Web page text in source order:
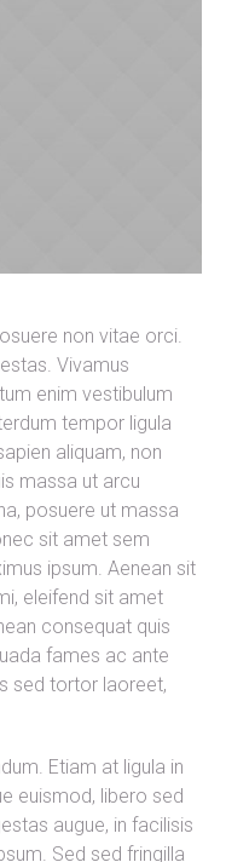
non vitae orci.
Vivamus
enim vestibulum
tempor ligula
aliquam, non
massa ut arcu
posuere ut massa
sit amet sem
ipsum. Aenean sit
eleifend sit amet
consequat quis
fames ac ante
sed tortor laoreet,
Etiam at ligula in
euismod, libero sed
augue, in facilisis
Sed sed fringilla